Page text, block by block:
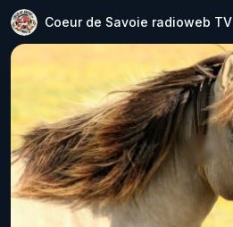
Coeur de Savoie radioweb TV